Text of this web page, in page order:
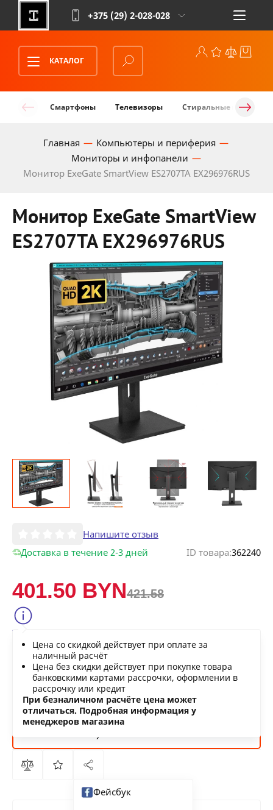
+375 (29) 2-028-028
КАТАЛОГ
Смартфоны Телевизоры Стиральные машины
Главная
Компьютеры и периферия
Мониторы и инфопанели
Монитор ExeGate SmartView ES2707TA EX296976RUS
Монитор ExeGate SmartView
ES2707TA EX296976RUS
Напишите отзыв
Доставка в течение 2-3 дней
ID товара:362240
401.50 BYN421.58
Цена со скидкой действует при оплате за
наличный расчёт
Цена без скидки действует при покупке товара
банковскими картами рассрочки, оформлении в
рассрочку или кредит
При безналичном расчёте цена может
отличаться. Подробная информация у
менеджеров магазина
Нашли дешевле?
Фейсбук